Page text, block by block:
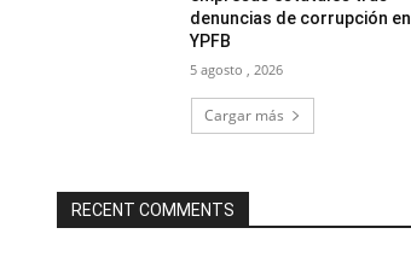
denuncias de corrupción en
YPFB
5 agosto , 2026
Cargar más
RECENT COMMENTS